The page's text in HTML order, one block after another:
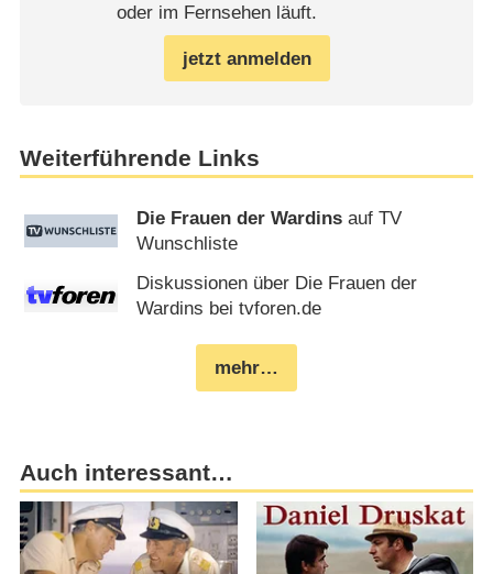
oder im Fernsehen läuft.
jetzt anmelden
Weiterführende Links
Die Frauen der Wardins auf TV
Wunschliste
Diskussionen über Die Frauen der
Wardins bei tvforen.de
mehr…
Auch interessant…